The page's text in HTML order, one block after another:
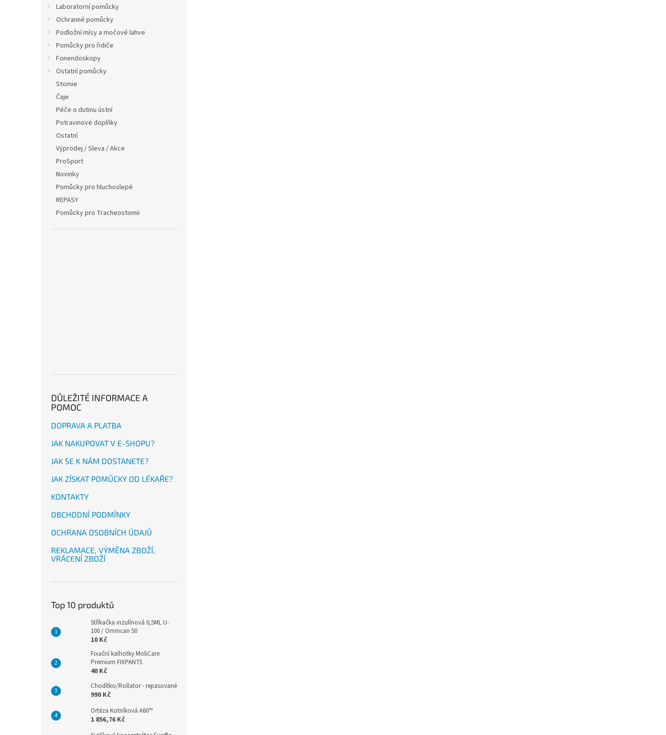
Laboratorní pomůcky
Ochranné pomůcky
Podložní mísy a močové lahve
Pomůcky pro řidiče
Fonendoskopy
Ostatní pomůcky
Stomie
Čaje
Péče o dutinu ústní
Potravinové doplňky
Ostatní
Výprodej / Sleva / Akce
ProSport
Novinky
Pomůcky pro hluchoslepé
REPASY
Pomůcky pro Tracheostomii
DŮLEŽITÉ INFORMACE A
POMOC
DOPRAVA A PLATBA
JAK NAKUPOVAT V E-SHOPU?
JAK SE K NÁM DOSTANETE?
JAK ZÍSKAT POMŮCKY OD LÉKAŘE?
KONTAKTY
OBCHODNÍ PODMÍNKY
OCHRANA OSOBNÍCH ÚDAJŮ
REKLAMACE, VÝMĚNA ZBOŽÍ,
VRÁCENÍ ZBOŽÍ
Top 10 produktů
Stříkačka inzulínová 0,5ML U-
100 / Omnican 50
10 Kč
Fixační kalhotky MoliCare
Premium FIXPANTS
40 Kč
Chodítko/Rollator - repasované
990 Kč
Ortéza Kotníková A60™
1 856,76 Kč